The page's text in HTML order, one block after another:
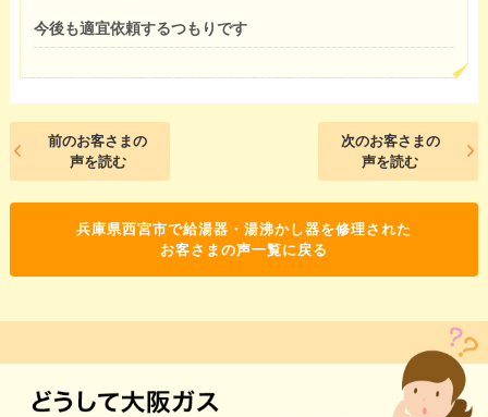
今後も適宜依頼するつもりです
前のお客さまの
声を読む
次のお客さまの
声を読む
兵庫県西宮市で給湯器・湯沸かし器を修理された
お客さまの声一覧に戻る